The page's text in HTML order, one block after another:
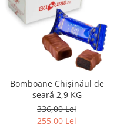
Bomboane Chişinăul de
seară 2,9 KG
336,00 Lei
255,00 Lei